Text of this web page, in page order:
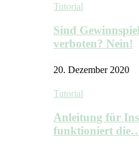
Tutorial
Sind
verboten? Nein!
20. Dezember 2020
Tutorial
Anleitung für
funktioniert